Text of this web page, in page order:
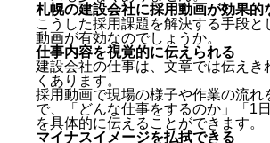
札幌の建設会社に採用動画が効果的
こうした採用課題を解決する手段と
動画が有効なのでしょうか。
仕事内容を視覚的に伝えられる
建設会社の仕事は、文章では伝えき
くあります。
採用動画で現場の様子や作業の流れ
で、「どんな仕事をするのか」「1
を具体的に伝えることができます。
マイナスイメージを払拭できる